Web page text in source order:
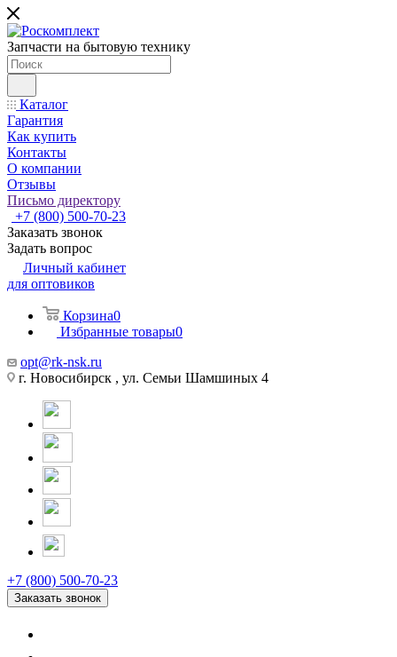
Запчасти на бытовую технику
Каталог
Гарантия
Как купить
Контакты
О компании
Отзывы
Письмо директору
+7 (800) 500-70-23
Заказать звонок
Задать вопрос
Личный кабинет
для оптовиков
Корзина0
Избранные товары0
opt@rk-nsk.ru
г. Новосибирск , ул. Семьи Шамшиных 4
+7 (800) 500-70-23
Заказать звонок